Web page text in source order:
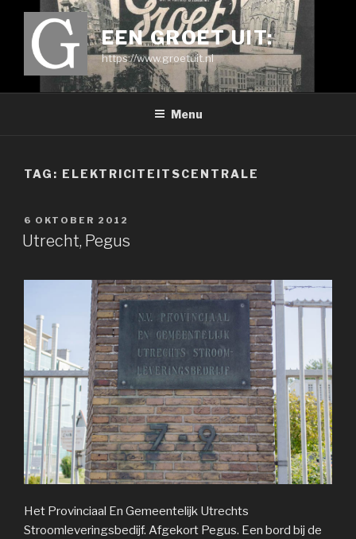
EEN GROET UIT:
https://www.groetuit.nl
Menu
TAG: ELEKTRICITEITSCENTRALE
GEPLAATST
OP
6 OKTOBER 2012
Utrecht, Pegus
Het Provinciaal En Gemeentelijk Utrechts
Stroomleveringsbedijf. Afgekort Pegus. Een bord bij de